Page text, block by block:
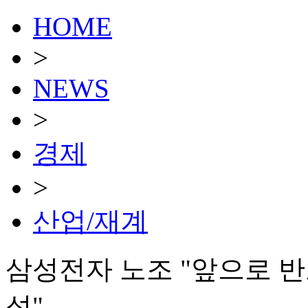
HOME
>
NEWS
>
경제
>
산업/재계
삼성전자 노조 "앞으로